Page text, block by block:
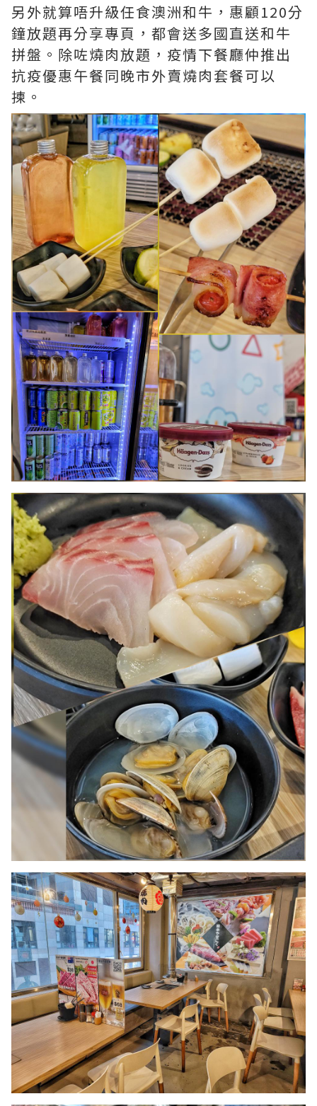
另外就算唔升級任食澳洲和牛，惠顧120分
鐘放題再分享專頁，都會送多國直送和牛
拼盤。除咗燒肉放題，疫情下餐廳仲推出
抗疫優惠午餐同晚市外賣燒肉套餐可以
揀。